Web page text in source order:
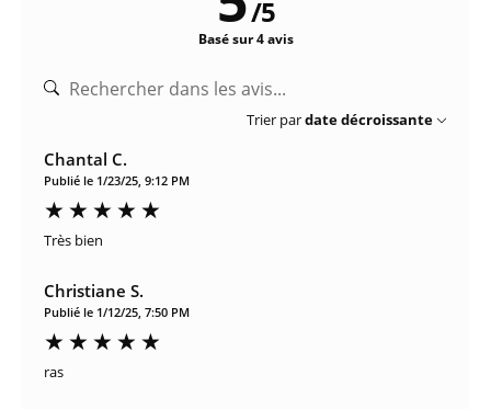
/5
Basé sur 4 avis
Trier pardate décroissante
Chantal C.
Publié le 1/23/25, 9:12 PM
Très bien
Christiane S.
Publié le 1/12/25, 7:50 PM
ras